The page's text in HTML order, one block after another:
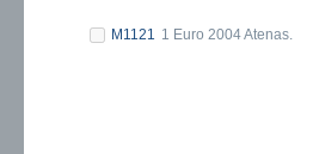
M1121 1 Euro 2004 Atenas.